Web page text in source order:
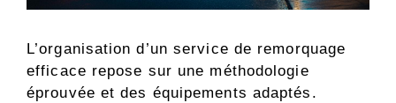
L’organisation d’un service de remorquage
efficace repose sur une méthodologie
éprouvée et des équipements adaptés.